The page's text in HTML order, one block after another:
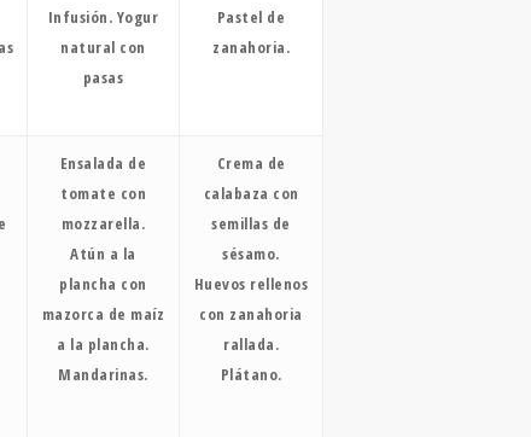
Infusión. Yogur
natural con
pasas
Pastel de
zanahoria.
Ensalada de
tomate con
mozzarella.
Atún a la
plancha con
mazorca de maíz
a la plancha.
Mandarinas.
Crema de
calabaza con
semillas de
sésamo.
Huevos rellenos
con zanahoria
rallada.
Plátano.